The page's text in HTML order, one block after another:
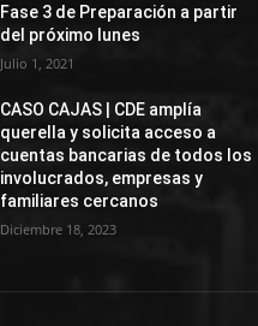
Fase 3 de Preparación a partir
del próximo lunes
Julio 1, 2021
CASO CAJAS | CDE amplía
querella y solicita acceso a
cuentas bancarias de todos los
involucrados, empresas y
familiares cercanos
Diciembre 18, 2023